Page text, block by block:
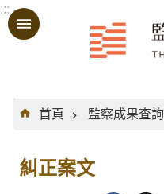
跳到主要內容區塊
:::
:::
首頁
監察成果查詢
糾正案文